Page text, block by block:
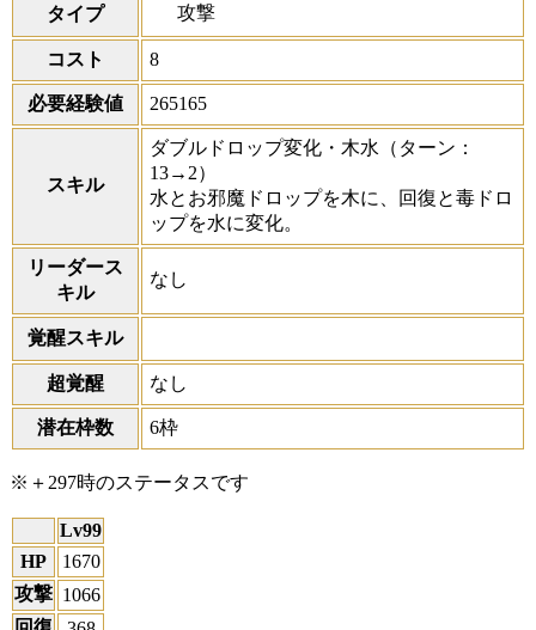
タイプ 攻撃
コスト 8
必要経験値 265165
スキル
ダブルドロップ変化・木水 （ターン：
13→2）
水とお邪魔ドロップを木に、回復と毒ドロ
ップを水に変化。
リーダース
キル
なし
覚醒スキル
超覚醒 なし
潜在枠数 6枠
※＋297時のステータスです
Lv99
HP
1670
攻撃 1066